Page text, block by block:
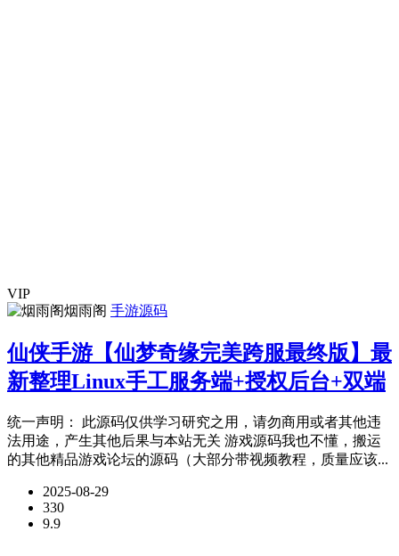
VIP
烟雨阁 手游源码
仙侠手游【仙梦奇缘完美跨服最终版】最
新整理Linux手工服务端+授权后台+双端
统一声明： 此源码仅供学习研究之用，请勿商用或者其他违
法用途，产生其他后果与本站无关 游戏源码我也不懂，搬运
的其他精品游戏论坛的源码（大部分带视频教程，质量应该...
2025-08-29
330
9.9